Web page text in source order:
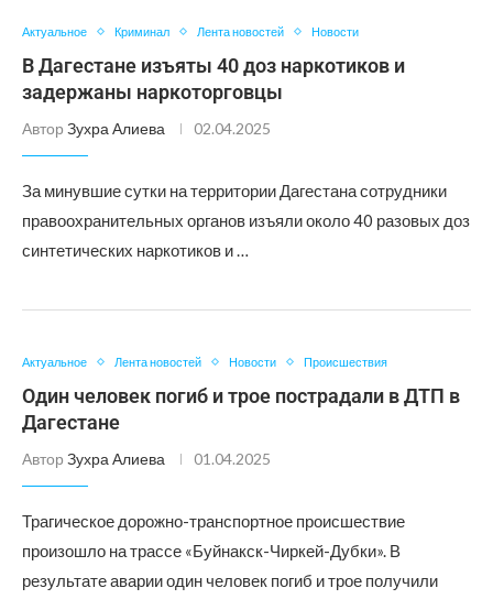
Актуальное Криминал Лента новостей Новости
В Дагестане изъяты 40 доз наркотиков и
задержаны наркоторговцы
Автор Зухра Алиева 02.04.2025
За минувшие сутки на территории Дагестана сотрудники
правоохранительных органов изъяли около 40 разовых доз
синтетических наркотиков и …
Актуальное Лента новостей Новости Происшествия
Один человек погиб и трое пострадали в ДТП в
Дагестане
Автор Зухра Алиева 01.04.2025
Трагическое дорожно-транспортное происшествие
произошло на трассе «Буйнакск-Чиркей-Дубки». В
результате аварии один человек погиб и трое получили